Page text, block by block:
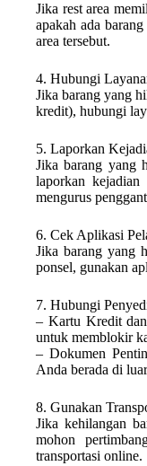
Jika rest area
apakah ada
area tersebut.
4. Hubungi
Jika barang yang
kredit), hubungi
5. Laporkan
Jika barang yang
laporkan
mengurus
6. Cek Aplikasi
Jika barang yang
ponsel, gunakan
7. Hubungi
– Kartu Kredit
untuk memblokir
– Dokumen
Anda berada di
8. Gunakan
Jika kehilangan
mohon
transportasi online.